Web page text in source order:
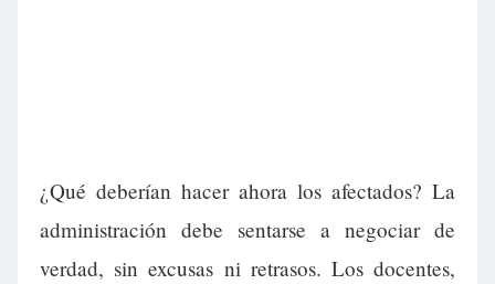
¿Qué deberían hacer ahora los afectados? La
administración debe sentarse a negociar de
verdad, sin excusas ni retrasos. Los docentes,